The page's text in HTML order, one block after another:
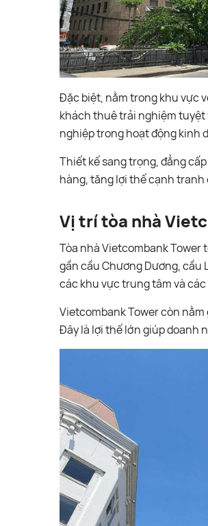
Đặc biệt, nằm trong khu vực
khách thuê trải nghiệm tuyệt
nghiệp trong hoạt động kinh
Thiết kế sang trọng, đẳng
hàng, tăng lợi thế cạnh
Vị trí tòa nhà
Tòa nhà Vietcombank Tower
gần cầu Chương Dương, cầu
các khu vực trung tâm và
Vietcombank Tower còn
Đây là lợi thế lớn giúp doanh